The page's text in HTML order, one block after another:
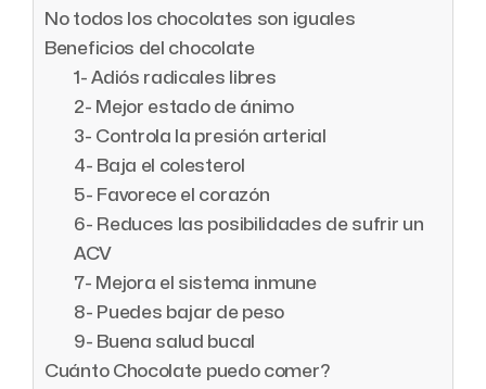
No todos los chocolates son iguales
Beneficios del chocolate
1- Adiós radicales libres
2- Mejor estado de ánimo
3- Controla la presión arterial
4- Baja el colesterol
5- Favorece el corazón
6- Reduces las posibilidades de sufrir un
ACV
7- Mejora el sistema inmune
8- Puedes bajar de peso
9- Buena salud bucal
Cuánto Chocolate puedo comer?